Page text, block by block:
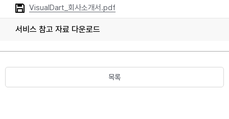
VisualDart_회사소개서.pdf
서비스 참고 자료 다운로드
목록